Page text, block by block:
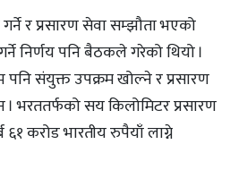
र प्रसारण सेवा सम्झौता भएको
निर्णय पनि बैठकले गरेको थियो ।
संयुक्त उपक्रम खोल्ने र प्रसारण
भरततर्फको सय किलोमिटर प्रसारण
६१ करोड भारतीय रुपैयाँ लाग्ने